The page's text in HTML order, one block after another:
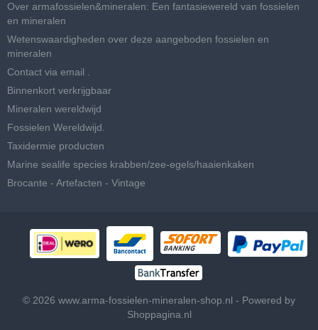
Over armafossielen&mineralen: Een fantasiewereld van fossielen
en mineralen
Wetenswaardigheden over deze aangeboden fossielen en
mineralen
Contact via email .
Binnenkort verkrijgbaar
Mineralen wereldwijd
Fossielen Wereldwijd.
Taxidermie producten
Marine sealife species krabben/zee-egels/haaienkaken
Brocante - Artefacten - Vintage
© 2026 www.arma-fossielen-mineralen-shop.nl - Powered by
Shoppagina.nl